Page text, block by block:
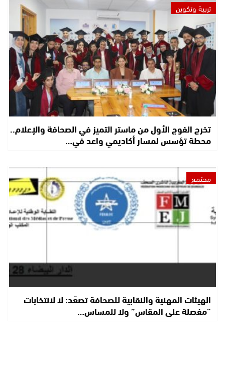
تربية وتكوين
تخرج الفوج الأول من ماستر التميز في الصحافة والإعلام..
محطة تؤسس لمسار أكاديمي واعد في…
مجتمع
الهيئات المهنية والنقابية للصحافة تصعّد: لا لانتخابات
“مفصلة على المقاس” ولا للمساس…